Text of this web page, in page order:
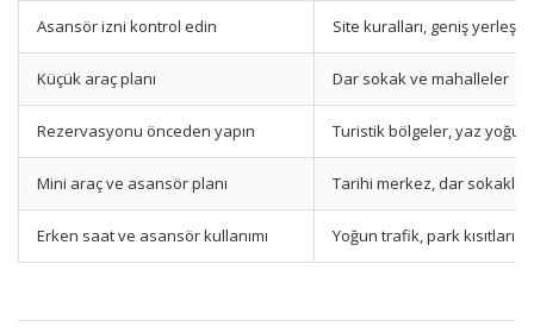
Asansör izni kontrol edin Site kuralları, geniş yerleşim
Küçük araç planı Dar sokak ve mahalleler
Rezervasyonu önceden yapın Turistik bölgeler, yaz
Mini araç ve asansör planı Tarihi merkez, dar sokaklar
Erken saat ve asansör kullanımı Yoğun trafik, park kısıtları